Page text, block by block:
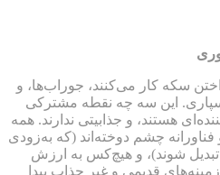
سکه کار می‌کنند، جوراب‌ها، و
این سه چه نقطه مشترکی
هستند، و جذابیتی ندارند. همه
چشم دوخته‌اند (که به‌زودی
شوند)، و هیچ‌کس به ارزش
قدیمی و غیر جذاب پیدا